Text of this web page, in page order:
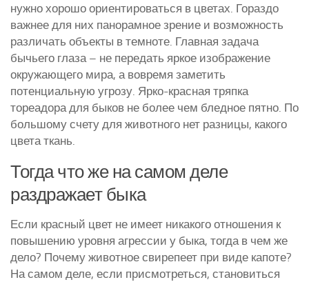
нужно хорошо ориентироваться в цветах. Гораздо
важнее для них панорамное зрение и возможность
различать объекты в темноте. Главная задача
бычьего глаза – не передать яркое изображение
окружающего мира, а вовремя заметить
потенциальную угрозу. Ярко-красная тряпка
тореадора для быков не более чем бледное пятно. По
большому счету для животного нет разницы, какого
цвета ткань.
Тогда что же на самом деле
раздражает быка
Если красный цвет не имеет никакого отношения к
повышению уровня агрессии у быка, тогда в чем же
дело? Почему животное свирепеет при виде капоте?
На самом деле, если присмотреться, становиться